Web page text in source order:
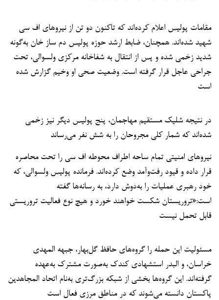
مقامات پولیس اعلام کرده‌اند که تاکنون دو تن از نیروهای اف سی
شهید شده‌اند. همچنان، ضابط ارشد حوزه پولیس دم ساز خان به‌گونه
شدید زخمی شده و پس از انتقال به شفاخانه مرکزی ولسوالی، تحت
جراحی عاجل قرار گرفته است. وضعیت صحی او وخیم گزارش شده
است
در نتیجه شلیک مستقیم مهاجمان، پنج پولیس دیگر نیز زخمی
شده‌اند که شمار کلی مجروحان را به شش نفر می‌رساند
نیروهای امنیتی تمام ساحه اطراف محوطه اف سی را تحت محاصره
قرار داده و قیود رفت‌وآمد وضع کرده‌اند. فرمانده پولیس ولسوالی، که
خود رهبری عملیات را به‌دوش دارد، به رسانه‌ها گفته
است:«تروریستان شکست خواهند خورد و هیچ نوع فعالیت تروریستی
قابل تحمل نیست
مسئولیت این حمله را گروه‌های حافظ گل‌بهار، جبهه المهدی
خراسان، و البدر استشهادی کندک به‌صورت مشترک به‌عهده
گرفته‌اند. این گروه‌ها بخشی از شبکه بزرگ‌تری به‌نام اتحاد المجاهدین
پاکستان دانسته می‌شوند که در مناطق مرزی فعال است